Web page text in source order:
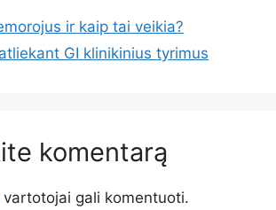
ir kaip tai veikia?
GI klinikinius tyrimus
komentarą
vartotojai gali komentuoti.